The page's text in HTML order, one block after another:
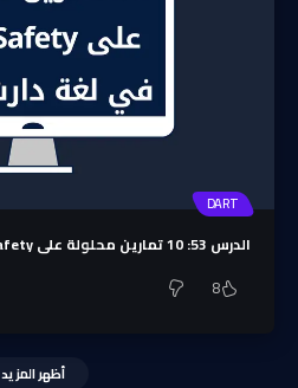
DART
الدرس 53: 10 تمارين محلولة على Null Safety في لغة دارت Dart
8
أظهر المزيد